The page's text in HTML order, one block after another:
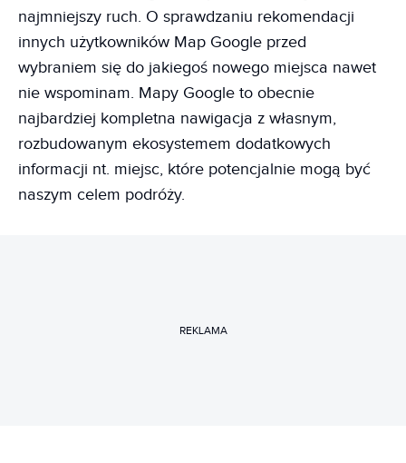
najmniejszy ruch. O sprawdzaniu rekomendacji
innych użytkowników Map Google przed
wybraniem się do jakiegoś nowego miejsca nawet
nie wspominam. Mapy Google to obecnie
najbardziej kompletna nawigacja z własnym,
rozbudowanym ekosystemem dodatkowych
informacji nt. miejsc, które potencjalnie mogą być
naszym celem podróży.
REKLAMA